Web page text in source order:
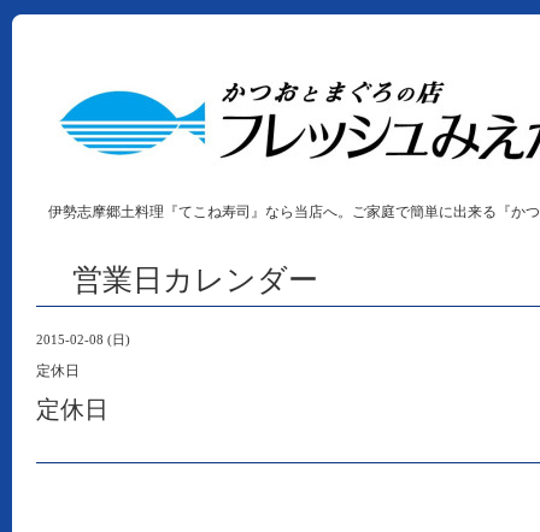
伊勢志摩郷土料理『てこね寿司』なら当店へ。ご家庭で簡単に出来る『か
営業日カレンダー
2015-02-08 (日)
定休日
定休日